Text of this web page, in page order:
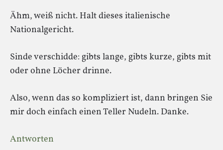
Ähm, weiß nicht. Halt dieses italienische
Nationalgericht.
Sinde verschidde: gibts lange, gibts kurze, gibts mit
oder ohne Löcher drinne.
Also, wenn das so kompliziert ist, dann bringen Sie
mir doch einfach einen Teller Nudeln. Danke.
Antworten